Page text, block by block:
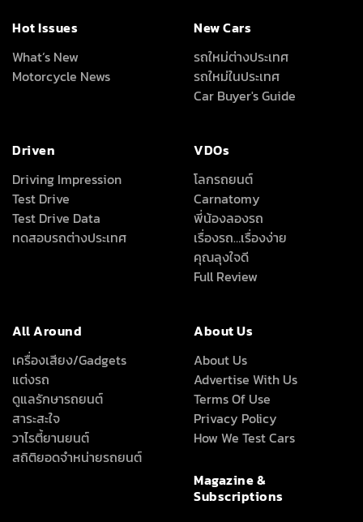
Hot Issues
What’s New
Motorcycle News
New Cars
รถใหม่ต่างประเทศ
รถใหม่ในประเทศ
Car Buyer's Guide
Driven
Driving Impression
Test Drive
Test Drive Data
ทดสอบรถต่างประเทศ
VDOs
โลกรถยนต์
Carnatomy
พี่น้องลองรถ
เรื่องรถ…เรื่องง่าย
คุณลุงใจดี
Full Review
All Around
เครื่องเสียง/Gadgets
แต่งรถ
ดูแลรักษารถยนต์
สาระสะใจ
วาไรตี้ยานยนต์
สถิติยอดจำหน่ายรถยนต์
About Us
About Us
Advertise With Us
Terms Of Use
Privacy Policy
How We Test Cars
Magazine &
Subscriptions